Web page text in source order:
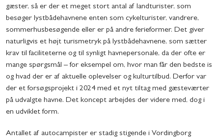
gæster, så er der et meget stort antal af landturister, som
besøger lystbådehavnene enten som cykelturister, vandrere,
sommerhusbesøgende eller er på andre ferieformer. Det giver
naturligvis et højt turismetryk på lystbådehavnene, som sætter
krav til faciliteterne og til synligt havnepersonale, da der ofte er
mange spørgsmål – for eksempel om, hvor man får den bedste is
og hvad der er af aktuelle oplevelser og kulturtilbud. Derfor var
der et forsøgsprojekt i 2024 med et nyt tiltag med gæsteværter
på udvalgte havne. Det koncept arbejdes der videre med, dog i
en udviklet form.
Antallet af autocampister er stadig stigende i Vordingborg